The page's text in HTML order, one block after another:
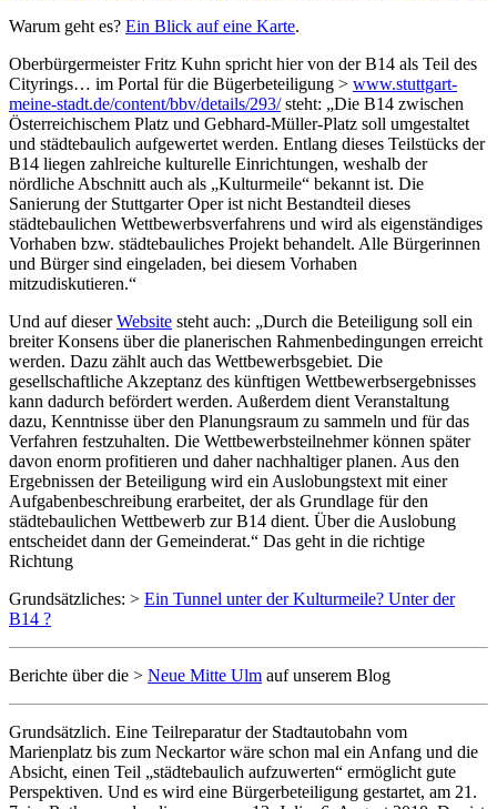
Warum geht es? Ein Blick auf eine Karte.
Oberbürgermeister Fritz Kuhn spricht hier von der B14 als Teil des
Cityrings… im Portal für die Bügerbeteiligung > www.stuttgart-
meine-stadt.de/content/bbv/details/293/steht: „Die B14 zwischen
Österreichischem Platz und Gebhard-Müller-Platz soll umgestaltet
und städtebaulich aufgewertet werden. Entlang dieses Teilstücks der
B14 liegen zahlreiche kulturelle Einrichtungen, weshalb der
nördliche Abschnitt auch als „Kulturmeile“ bekannt ist. Die
Sanierung der Stuttgarter Oper ist nicht Bestandteil dieses
städtebaulichen Wettbewerbsverfahrens und wird als eigenständiges
Vorhaben bzw. städtebauliches Projekt behandelt. Alle Bürgerinnen
und Bürger sind eingeladen, bei diesem Vorhaben
mitzudiskutieren.“
Und auf dieserWebsite steht auch: „Durch die Beteiligung soll ein
breiter Konsens über die planerischen Rahmenbedingungen erreicht
werden. Dazu zählt auch das Wettbewerbsgebiet. Die
gesellschaftliche Akzeptanz des künftigen Wettbewerbsergebnisses
kann dadurch befördert werden. Außerdem dient Veranstaltung
dazu, Kenntnisse über den Planungsraum zu sammeln und für das
Verfahren festzuhalten. Die Wettbewerbsteilnehmer können später
davon enorm profitieren und daher nachhaltiger planen. Aus den
Ergebnissen der Beteiligung wird ein Auslobungstext mit einer
Aufgabenbeschreibung erarbeitet, der als Grundlage für den
städtebaulichen Wettbewerb zur B14 dient. Über die Auslobung
entscheidet dann der Gemeinderat.“ Das geht in die richtige
Richtung
Grundsätzliches: > Ein Tunnel unter der Kulturmeile? Unter der
B14 ?
Berichte über die > Neue Mitte Ulm auf unserem Blog
Grundsätzlich. Eine Teilreparatur der Stadtautobahn vom
Marienplatz bis zum Neckartor wäre schon mal ein Anfang und die
Absicht, einen Teil „städtebaulich aufzuwerten“ ermöglicht gute
Perspektiven. Und es wird eine Bürgerbeteiligung gestartet, am 21.